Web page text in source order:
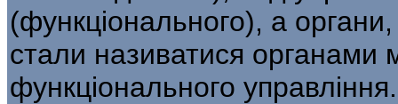
(функціонального), а
стали називатися органами
функціонального управління.